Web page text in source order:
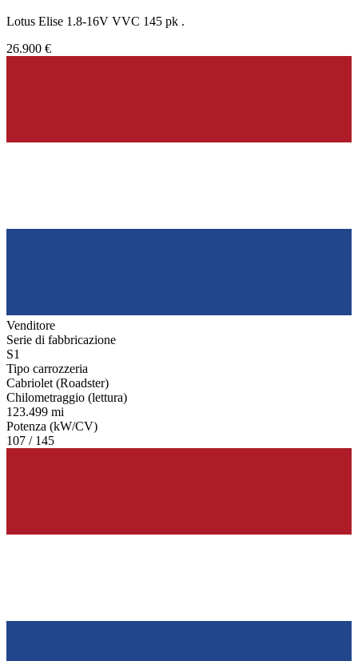
Lotus Elise 1.8-16V VVC 145 pk .
26.900 €
Venditore
Serie di fabbricazione
S1
Tipo carrozzeria
Cabriolet (Roadster)
Chilometraggio (lettura)
123.499 mi
Potenza (kW/CV)
107 / 145